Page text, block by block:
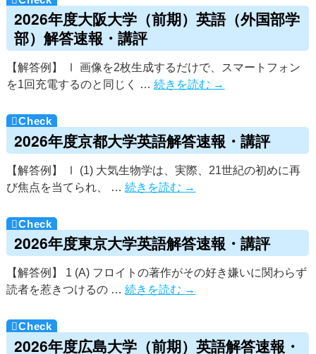
2026年度大阪大学（前期）英語（外国部学
部）解答速報・講評
【解答例】 Ⅰ 画像を2枚生成するだけで、スマートフォン
を1回充電するのと同じく …続きを読む →
2026年度京都大学英語解答速報・講評
【解答例】 Ⅰ (1) 大気生物学は、実際、21世紀の初めに再
び焦点を当てられ、 …続きを読む →
2026年度東京大学英語解答速報・講評
【解答例】 1 (A) フロイトの著作がその好き嫌いに関わらず
読者を惹きつけるの …続きを読む →
2026年度広島大学（前期）英語解答速報・